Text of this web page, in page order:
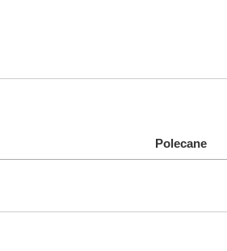
Polecane